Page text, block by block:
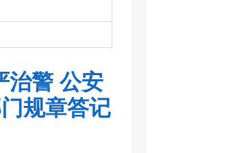
警 公安
规章答记